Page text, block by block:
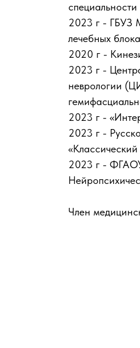
2023 г - ГБУЗ
лечебных
2020 г -
2023 г -
неврологии
2023 г -
2023 г -
2023 г -
Член